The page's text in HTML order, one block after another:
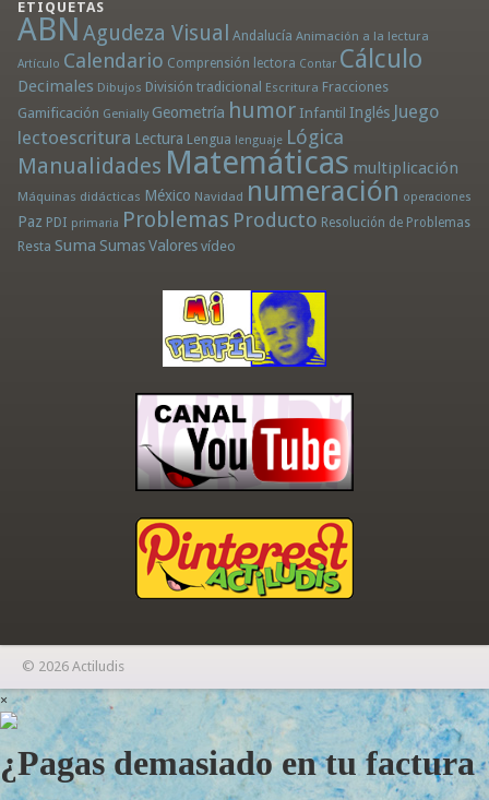
ETIQUETAS
ABN Agudeza Visual Andalucía Animación a la lectura
Artículo Calendario Comprensión lectora Contar Cálculo
Decimales Dibujos División tradicional Escritura Fracciones
Gamificación Genially Geometría humor Infantil Inglés Juego
lectoescritura Lectura Lengua lenguaje Lógica
Manualidades Matemáticas multiplicación
Máquinas didácticas México Navidad numeración operaciones
Paz PDI primaria Problemas Producto Resolución de Problemas
Resta Suma Sumas Valores vídeo
© 2026 Actiludis
×
¿Pagas demasiado en tu factura